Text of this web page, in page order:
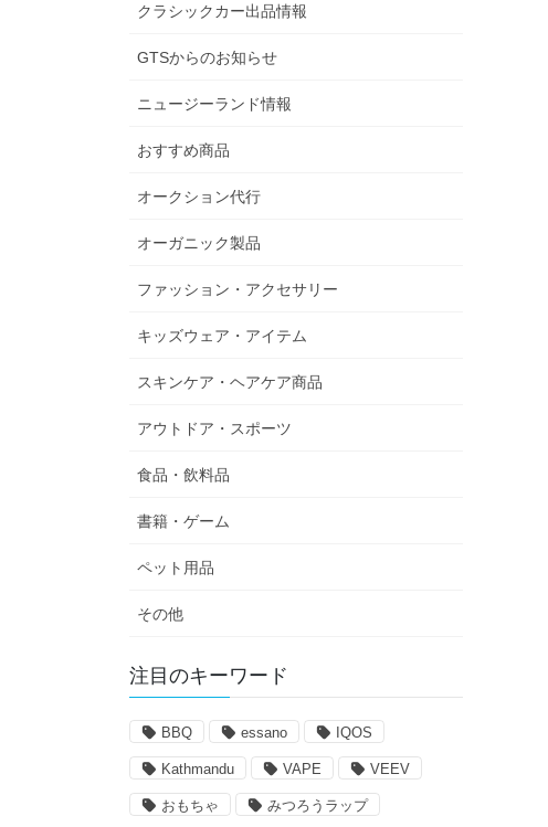
クラシックカー出品情報
GTSからのお知らせ
ニュージーランド情報
おすすめ商品
オークション代行
オーガニック製品
ファッション・アクセサリー
キッズウェア・アイテム
スキンケア・ヘアケア商品
アウトドア・スポーツ
食品・飲料品
書籍・ゲーム
ペット用品
その他
注目のキーワード
BBQ essano IQOS
Kathmandu VAPE VEEV
おもちゃ みつろうラップ